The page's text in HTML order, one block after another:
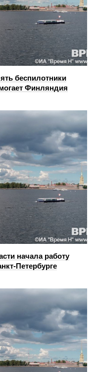
беспилотники
Финляндия
начала работу
Петербурге